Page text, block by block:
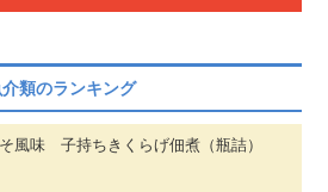
類のランキング
風味 子持ちきくらげ佃煮（瓶詰）